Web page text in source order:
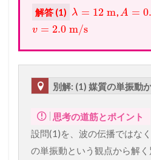
解答 (1) λ = 12 m A =
v = 2.0 m/s
別解: (1) 媒質の単振動
思考の道筋とポイント
設問(1)を、波の伝播ではな
の単振動という観点から解